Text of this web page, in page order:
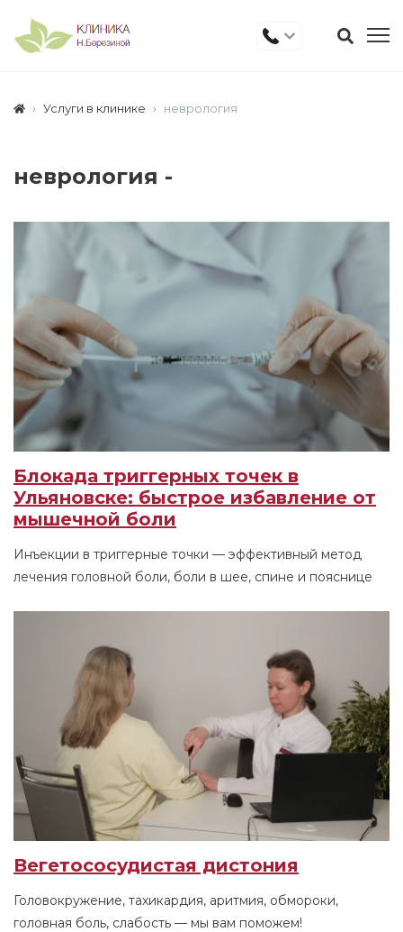
Услуги в клинике неврология
неврология -
Блокада триггерных точек в
Ульяновске: быстрое избавление от
мышечной боли
Инъекции в триггерные точки — эффективный метод
лечения головной боли, боли в шее, спине и пояснице
Вегетососудистая дистония
Головокружение, тахикардия, аритмия, обмороки,
головная боль, слабость — мы вам поможем!